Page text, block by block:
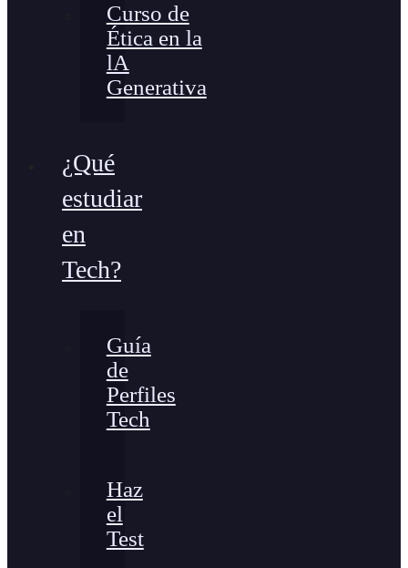
Curso de
Ética en la
lA
Generativa
¿Qué
estudiar
en
Tech?
Guía
de
Perfiles
Tech
Haz
el
Test